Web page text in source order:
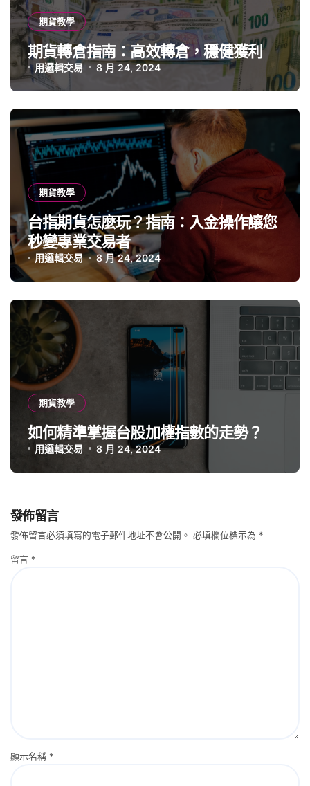
期貨教學
期貨轉倉指南：高效轉倉，穩健獲利
用邏輯交易 8 月 24, 2024
期貨教學
台指期貨怎麼玩？指南：入金操作讓您
秒變專業交易者
用邏輯交易 8 月 24, 2024
期貨教學
如何精準掌握台股加權指數的走勢？
用邏輯交易 8 月 24, 2024
發佈留言
發佈留言必須填寫的電子郵件地址不會公開。 必填欄位標示為 *
留言 *
顯示名稱 *